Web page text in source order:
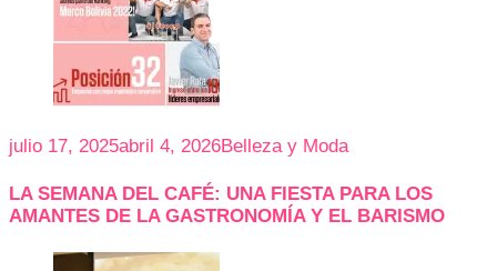
julio 17, 2025abril 4, 2026Belleza y Moda
LA SEMANA DEL CAFÉ: UNA FIESTA PARA LOS
AMANTES DE LA GASTRONOMÍA Y EL BARISMO